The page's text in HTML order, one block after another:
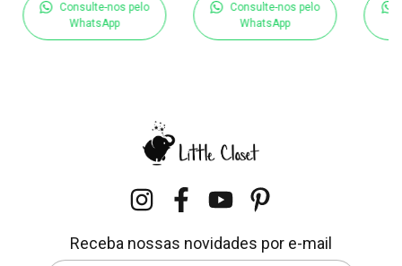
Consulte-nos pelo
WhatsApp
Consulte-nos pelo
WhatsApp
Receba nossas novidades por e-mail